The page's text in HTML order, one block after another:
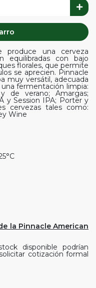
produce una cerveza
equilibradas con bajo
florales, que permite
se aprecien. Pinnacle
muy versátil, adecuada
fermentación limpia:
de verano; Amargas;
y Session IPA; Porter y
cervezas tales como:
Wine
la Pinnacle American
disponible podrían
cotización formal